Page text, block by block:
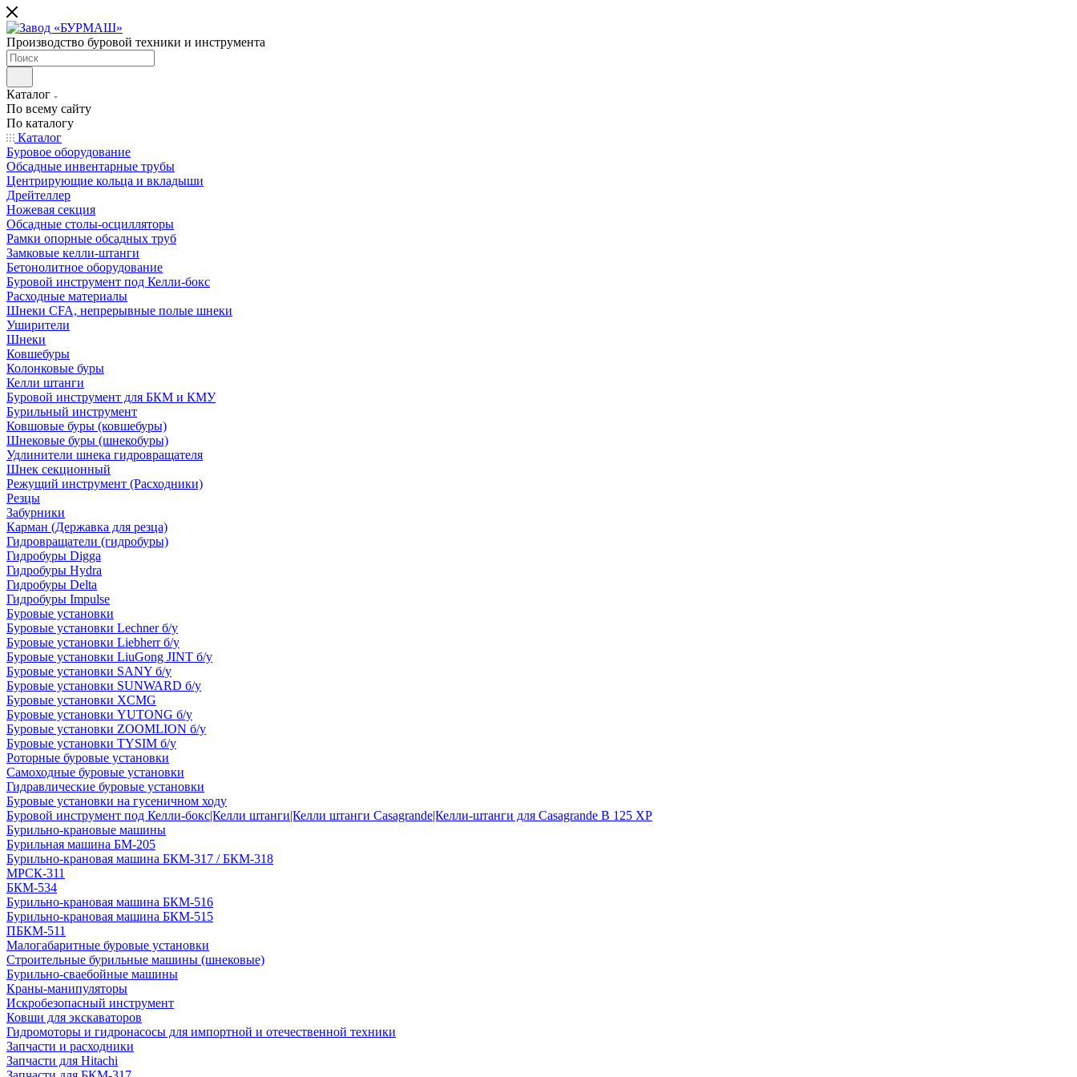
Производство буровой техники и инструмента
Каталог
По всему сайту
По каталогу
Каталог
Буровое оборудование
Обсадные инвентарные трубы
Центрирующие кольца и вкладыши
Дрейтеллер
Ножевая секция
Обсадные столы-осцилляторы
Рамки опорные обсадных труб
Замковые келли-штанги
Бетонолитное оборудование
Буровой инструмент под Келли-бокс
Расходные материалы
Шнеки CFA, непрерывные полые шнеки
Уширители
Шнеки
Ковшебуры
Колонковые буры
Келли штанги
Буровой инструмент для БКМ и КМУ
Бурильный инструмент
Ковшовые буры (ковшебуры)
Шнековые буры (шнекобуры)
Удлинители шнека гидровращателя
Шнек секционный
Режущий инструмент (Расходники)
Резцы
Забурники
Карман (Державка для резца)
Гидровращатели (гидробуры)
Гидробуры Digga
Гидробуры Hydra
Гидробуры Delta
Гидробуры Impulse
Буровые установки
Буровые установки Lechner б/у
Буровые установки Liebherr б/у
Буровые установки LiuGong JINT б/у
Буровые установки SANY б/у
Буровые установки SUNWARD б/у
Буровые установки XCMG
Буровые установки YUTONG б/у
Буровые установки ZOOMLION б/у
Буровые установки TYSIM б/у
Роторные буровые установки
Самоходные буровые установки
Гидравлические буровые установки
Буровые установки на гусеничном ходу
Буровой инструмент под Келли-бокс|Келли штанги|Келли штанги Casagrande|Келли-штанги для Casagrande B 125 XP
Бурильно-крановые машины
Бурильная машина БМ-205
Бурильно-крановая машина БКМ-317 / БКМ-318
МРСК-311
БКМ-534
Бурильно-крановая машина БКМ-516
Бурильно-крановая машина БКМ-515
ПБКМ-511
Малогабаритные буровые установки
Строительные бурильные машины (шнековые)
Бурильно-сваебойные машины
Краны-манипуляторы
Искробезопасный инструмент
Ковши для экскаваторов
Гидромоторы и гидронасосы для импортной и отечественной техники
Запчасти и расходники
Запчасти для Hitachi